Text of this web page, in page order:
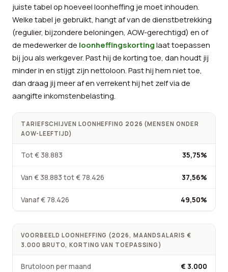
juiste tabel op hoeveel loonheffing je moet inhouden.
Welke tabel je gebruikt, hangt af van de dienstbetrekking
(regulier, bijzondere beloningen, AOW-gerechtigd) en of
de medewerker de loonheffingskorting laat toepassen
bij jou als werkgever. Past hij de korting toe, dan houdt jij
minder in en stijgt zijn nettoloon. Past hij hem niet toe,
dan draag jij meer af en verrekent hij het zelf via de
aangifte inkomstenbelasting.
TARIEFSCHIJVEN LOONHEFFING 2026 (MENSEN ONDER
AOW-LEEFTIJD)
Tot € 38.883 35,75%
Van € 38.883 tot € 78.426 37,56%
Vanaf € 78.426 49,50%
VOORBEELD LOONHEFFING (2026, MAANDSALARIS €
3.000 BRUTO, KORTING VAN TOEPASSING)
Brutoloon per maand € 3.000